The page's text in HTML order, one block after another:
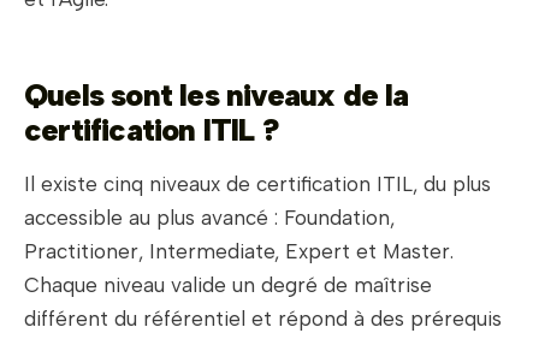
Quels sont les niveaux de la
certification ITIL ?
Il existe cinq niveaux de certification ITIL, du plus
accessible au plus avancé : Foundation,
Practitioner, Intermediate, Expert et Master.
Chaque niveau valide un degré de maîtrise
différent du référentiel et répond à des prérequis